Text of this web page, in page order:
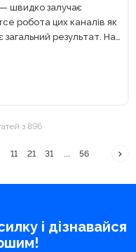
швидко залучає
робота цих каналів як
результат. На
з 896
11 21 31 56
і дізнавайся